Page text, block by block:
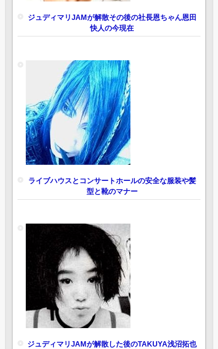
ジュディマリJAMが解散その後の社長恩ちゃん恩田
快人の今現在
ライブハウスとコンサートホールの安全な服装や髪
型と靴のマナー
ジュディマリJAMが解散した後のTAKUYA浅沼拓也